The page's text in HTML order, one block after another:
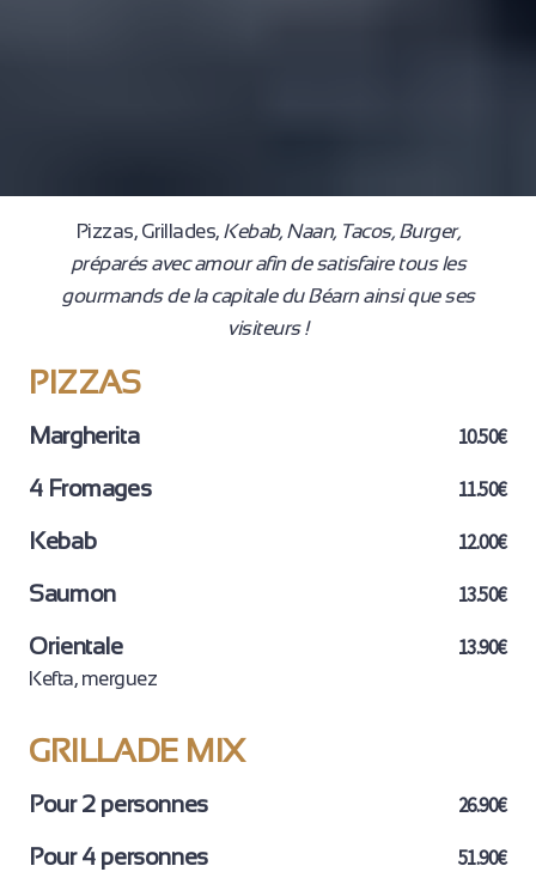
Pizzas, Grillades, Kebab, Naan, Tacos, Burger,
préparés avec amour afin de satisfaire tous les
gourmands de la capitale du Béarn ainsi que ses
visiteurs !
PIZZAS
Margherita
10.50€
4 Fromages
11.50€
Kebab
12.00€
Saumon
13.50€
Orientale
13.90€
Kefta, merguez
GRILLADE MIX
Pour 2 personnes
26.90€
Pour 4 personnes
51.90€